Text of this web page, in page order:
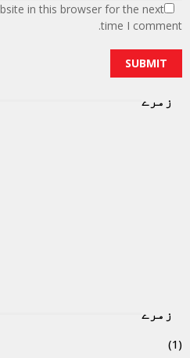
in this browser for the next
time I comment.
زمرے
زمرے
(1)